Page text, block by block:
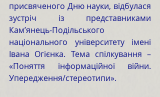
присвяченого Дню науки, відбулася
зустріч із представниками
Кам’янець-Подільського
національного університету імені
Івана Огієнка. Тема спілкування –
«Поняття інформаційної війни.
Упередження/стереотипи».